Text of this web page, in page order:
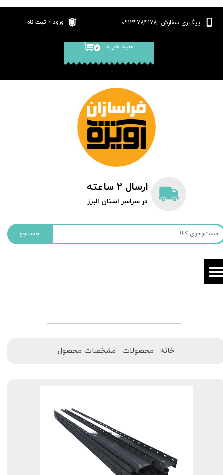
جستجو
ارسال ۲ ساعته
در سراسر استان البرز
پیگیری سفارش: 09124784178
۰ سبد خرید
ورود / ثبت نام
حساب کاربری من
خانه | محصولات | مشخصات محصول